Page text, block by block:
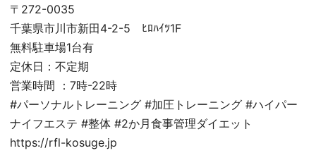
〒272-0035
千葉県市川市新田4-2-5 ﾋﾛﾊｲﾂ1F
無料駐車場1台有
定休日：不定期
営業時間 ：7時-22時
#パーソナルトレーニング #加圧トレーニング #ハイパー
ナイフエステ #整体 #2か月食事管理ダイエット
https://rfl-kosuge.jp